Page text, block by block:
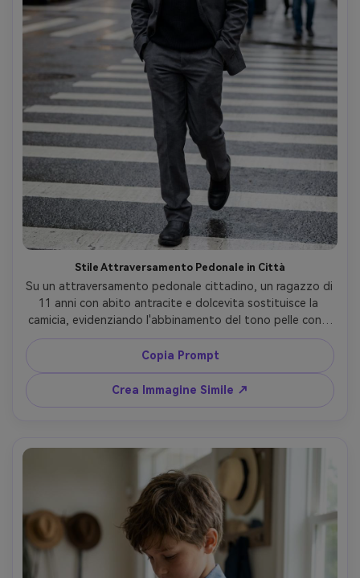
Stile Attraversamento Pedonale in Città
Su un attraversamento pedonale cittadino, un ragazzo di
11 anni con abito antracite e dolcevita sostituisce la
camicia, evidenziando l'abbinamento del tono pelle con il
tuo tono pelle e come cade il tessuto camminando; luce
diurna nuvolosa, Nikon Z8 50mm, inquadratura intera,
movimento bloccato, pieghe realistiche, capo
drappeggiato naturalmente sulla sua figura --ar 4:5
Copia Prompt
Crea Immagine Simile ↗